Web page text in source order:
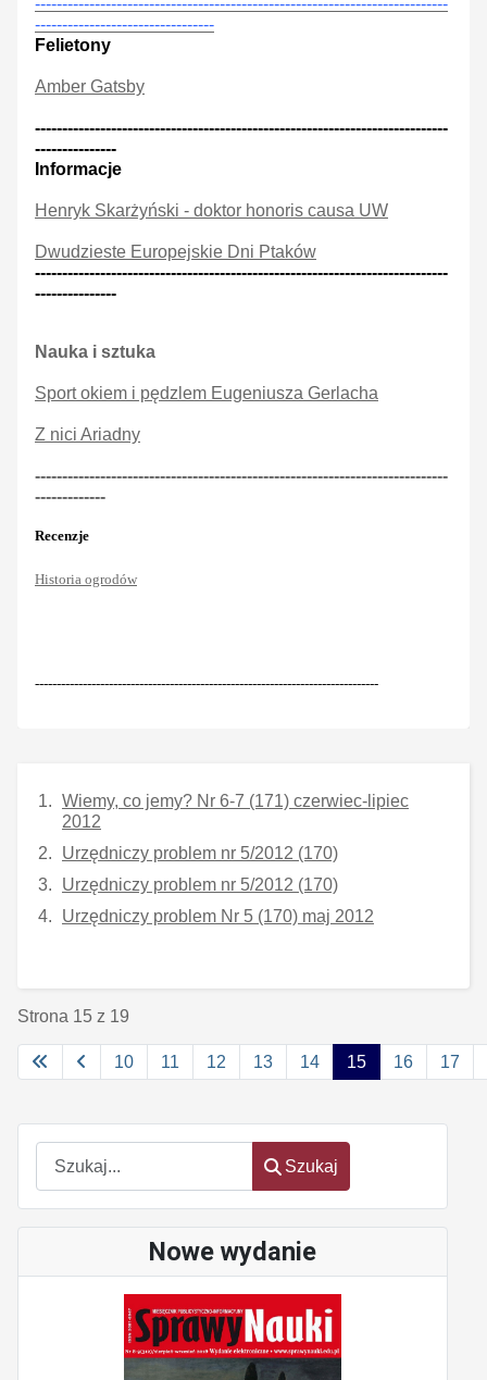
Szukaj
Szukaj
Nowe wydanie
----------------------------------------------------------------------------
---------------------------------
Felietony
Amber Gatsby
----------------------------------------------------------------------------
---------------
Informacje
Henryk Skarżyński - doktor honoris causa UW
Dwudzieste Europejskie Dni Ptaków
----------------------------------------------------------------------------
---------------
Nauka i sztuka
Sport okiem i pędzlem Eugeniusza Gerlacha
Z nici Ariadny
----------------------------------------------------------------------------
-------------
Recenzje
Historia ogrodów
-------------------------------------------------------------------------------
Wiemy, co jemy? Nr 6-7 (171) czerwiec-lipiec
2012
Urzędniczy problem nr 5/2012 (170)
Urzędniczy problem nr 5/2012 (170)
Urzędniczy problem Nr 5 (170) maj 2012
Strona 15 z 19
10 11 12 13 14 15 16 17